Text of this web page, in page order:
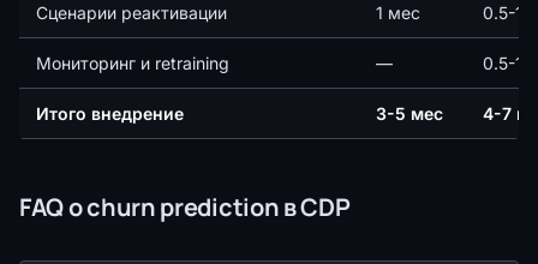
Сценарии реактивации 1 мес 0.5-1
Мониторинг и retraining — 0.5-1
Итого внедрение 3-5 мес 4-7
FAQ о churn prediction в CDP